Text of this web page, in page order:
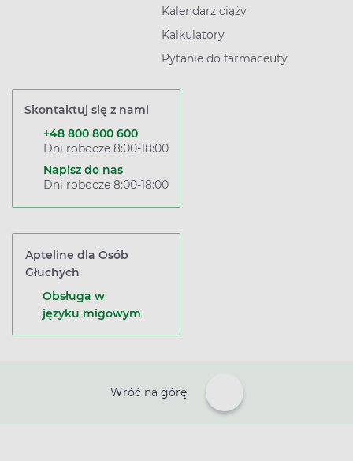
Kalendarz ciąży
Kalkulatory
Pytanie do farmaceuty
Skontaktuj się z nami
+48 800 800 600
Dni robocze 8:00-18:00
Napisz do nas
Dni robocze 8:00-18:00
Apteline dla Osób
Głuchych
Obsługa w
języku migowym
Wróć na górę